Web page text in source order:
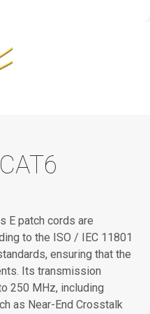
E patch cords are
to the ISO / IEC 11801
ensuring that the
Its transmission
250 MHz, including
as Near-End Crosstalk